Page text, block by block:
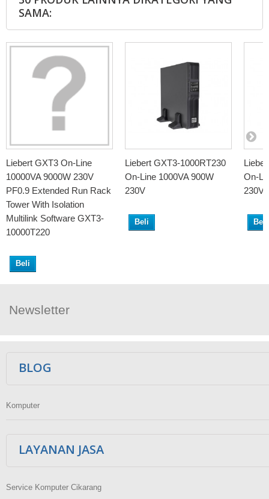
SAMA:
Liebert GXT3 On-Line
10000VA 9000W 230V
PF0.9 Extended Run Rack
Tower With Isolation
Multilink Software GXT3-
10000T220
Beli
Liebert GXT3-1000RT230
On-Line 1000VA 900W
230V
Beli
On-
230V
Beli
Newsletter
BLOG
Komputer
LAYANAN JASA
Service Komputer Cikarang